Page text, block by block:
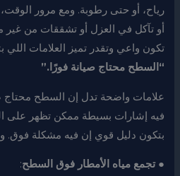
رياح، أو حتى رطوبة. ومع مرور
أو تآكل في العزل أو تشققات من غير
تكون واعي وتقدر تميز العلامات
“السطح محتاج صيانة فورًا.”
علامات واضحة تدل إن السطح محتاج
فيه إشارات بسيطة ممكن تظهر على
بتكون دليل قوي إن فيه مشكلة فوق.
●تجمع مياه الأمطار فوق السطح: